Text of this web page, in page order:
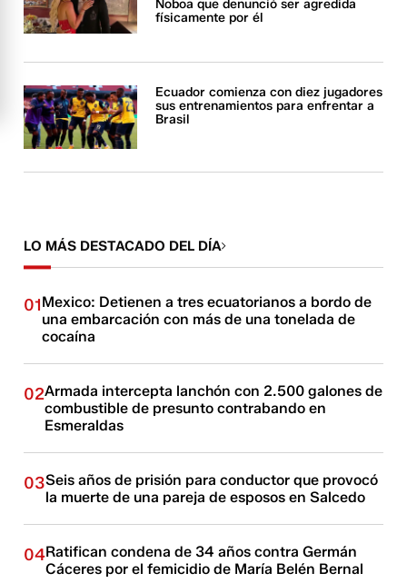
Noboa que denunció ser agredida
físicamente por él
Ecuador comienza con diez jugadores
sus entrenamientos para enfrentar a
Brasil
LO MÁS DESTACADO DEL DÍA
01Mexico: Detienen a tres ecuatorianos a bordo de
una embarcación con más de una tonelada de
cocaína
02Armada intercepta lanchón con 2.500 galones de
combustible de presunto contrabando en
Esmeraldas
03Seis años de prisión para conductor que provocó
la muerte de una pareja de esposos en Salcedo
04Ratifican condena de 34 años contra Germán
Cáceres por el femicidio de María Belén Bernal